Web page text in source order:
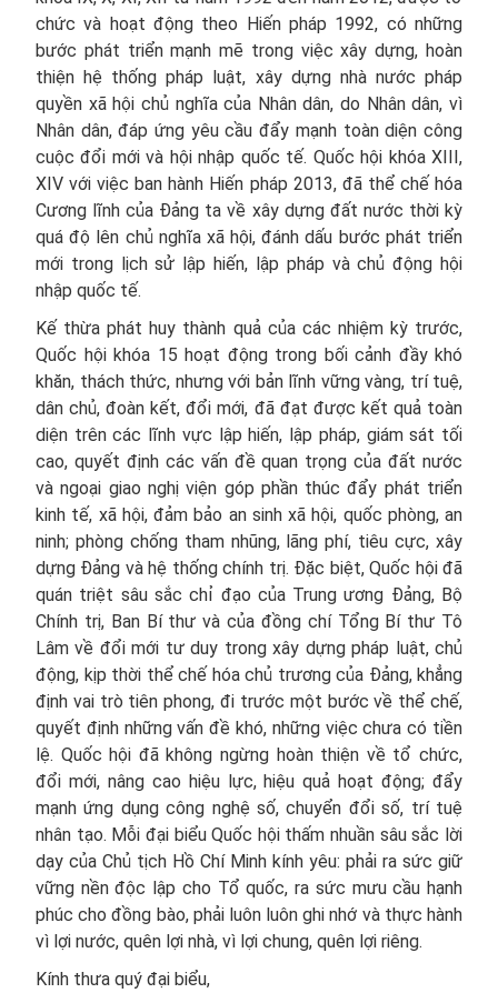
chức và hoạt động theo Hiến pháp 1992, có những
bước phát triển mạnh mẽ trong việc xây dựng, hoàn
thiện hệ thống pháp luật, xây dựng nhà nước pháp
quyền xã hội chủ nghĩa của Nhân dân, do Nhân dân, vì
Nhân dân, đáp ứng yêu cầu đẩy mạnh toàn diện công
cuộc đổi mới và hội nhập quốc tế. Quốc hội khóa XIII,
XIV với việc ban hành Hiến pháp 2013, đã thể chế hóa
Cương lĩnh của Đảng ta về xây dựng đất nước thời kỳ
quá độ lên chủ nghĩa xã hội, đánh dấu bước phát triển
mới trong lịch sử lập hiến, lập pháp và chủ động hội
nhập quốc tế.
Kế thừa phát huy thành quả của các nhiệm kỳ trước,
Quốc hội khóa 15 hoạt động trong bối cảnh đầy khó
khăn, thách thức, nhưng với bản lĩnh vững vàng, trí tuệ,
dân chủ, đoàn kết, đổi mới, đã đạt được kết quả toàn
diện trên các lĩnh vực lập hiến, lập pháp, giám sát tối
cao, quyết định các vấn đề quan trọng của đất nước
và ngoại giao nghị viện góp phần thúc đẩy phát triển
kinh tế, xã hội, đảm bảo an sinh xã hội, quốc phòng, an
ninh; phòng chống tham nhũng, lãng phí, tiêu cực, xây
dựng Đảng và hệ thống chính trị. Đặc biệt, Quốc hội đã
quán triệt sâu sắc chỉ đạo của Trung ương Đảng, Bộ
Chính trị, Ban Bí thư và của đồng chí Tổng Bí thư Tô
Lâm về đổi mới tư duy trong xây dựng pháp luật, chủ
động, kịp thời thể chế hóa chủ trương của Đảng, khẳng
định vai trò tiên phong, đi trước một bước về thể chế,
quyết định những vấn đề khó, những việc chưa có tiền
lệ. Quốc hội đã không ngừng hoàn thiện về tổ chức,
đổi mới, nâng cao hiệu lực, hiệu quả hoạt động; đẩy
mạnh ứng dụng công nghệ số, chuyển đổi số, trí tuệ
nhân tạo. Mỗi đại biểu Quốc hội thấm nhuần sâu sắc lời
dạy của Chủ tịch Hồ Chí Minh kính yêu: phải ra sức giữ
vững nền độc lập cho Tổ quốc, ra sức mưu cầu hạnh
phúc cho đồng bào, phải luôn luôn ghi nhớ và thực hành
vì lợi nước, quên lợi nhà, vì lợi chung, quên lợi riêng.
Kính thưa quý đại biểu,